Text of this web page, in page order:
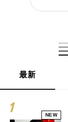
最新
NEW